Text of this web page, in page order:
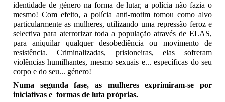
identidade de género na forma de lutar, a polícia não fazia o
mesmo! Com efeito, a polícia anti-motim tomou como alvo
particularmente as mulheres, utilizando uma repressão feroz e
selectiva para aterrorizar toda a população através de ELAS,
para aniquilar qualquer desobediência ou movimento de
resistência. Criminalizadas, prisioneiras, elas sofreram
violências humilhantes, mesmo sexuais e... específicas do seu
corpo e do seu... género!
Numa segunda fase, as mulheres exprimiram-se por
iniciativas e formas de luta próprias.